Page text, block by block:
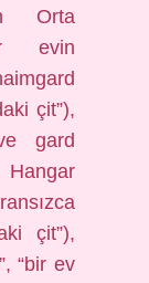
Orta
evin
çit”),
gard
Hangar
çit”),
“bir ev